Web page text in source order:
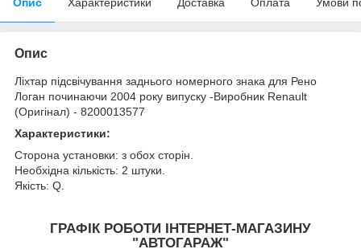
Опис
Ліхтар підсвічування заднього номерного знака для Рено
Логан починаючи 2004 року випуску -Виробник Renault
(Оригінал) - 8200013577
Характеристики:
Сторона установки: з обох сторін.
Необхідна кількість: 2 штуки.
Якість: Q.
ГРАФІК РОБОТИ ІНТЕРНЕТ-МАГАЗИНУ
"АВТОГАРАЖ"